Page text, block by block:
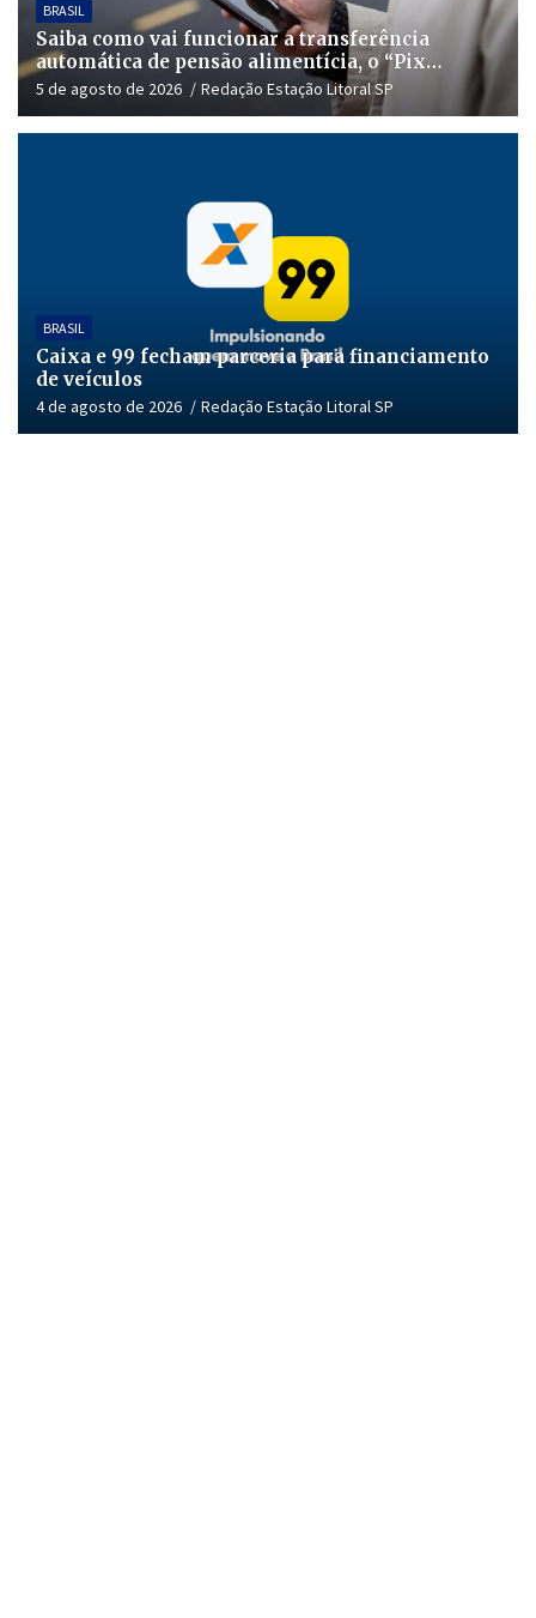
BRASIL
Saiba como vai funcionar a transferência
automática de pensão alimentícia, o “Pix
Pensão”
5 de agosto de 2026 Redação Estação Litoral SP
BRASIL
Caixa e 99 fecham parceria para financiamento
de veículos
4 de agosto de 2026 Redação Estação Litoral SP